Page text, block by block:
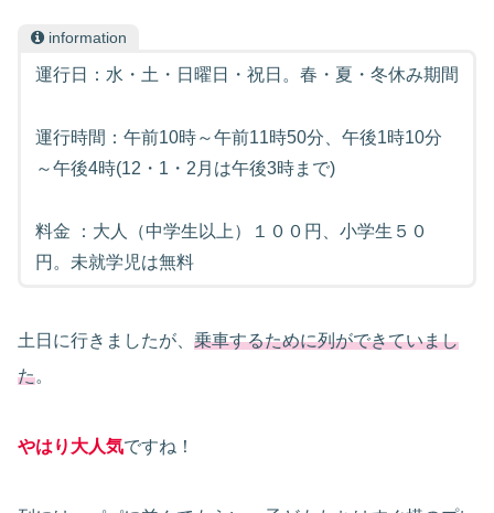
information
運行日：水・土・日曜日・祝日。春・夏・冬休み期間
運行時間：午前10時～午前11時50分、午後1時10分
～午後4時(12・1・2月は午後3時まで)
料金 ：大人（中学生以上）１００円、小学生５０
円。未就学児は無料
土日に行きましたが、 乗車するために列ができていまし
た。
やはり大人気ですね！